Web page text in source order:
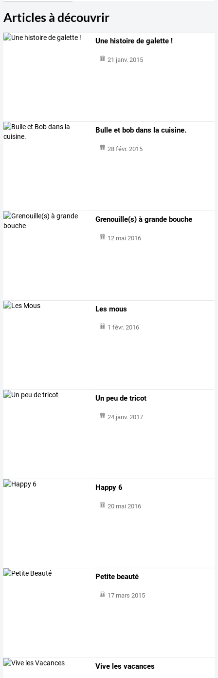
Articles à découvrir
Une histoire de galette !
21 janv. 2015
Bulle et bob dans la cuisine.
28 févr. 2015
Grenouille(s) à grande bouche
12 mai 2016
Les mous
1 févr. 2016
Un peu de tricot
24 janv. 2017
Happy 6
20 mai 2016
Petite beauté
17 mars 2015
Vive les vacances